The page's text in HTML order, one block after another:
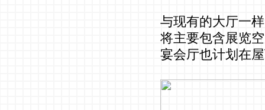
与现有的大厅一
将主要包含展览
宴会厅也计划在